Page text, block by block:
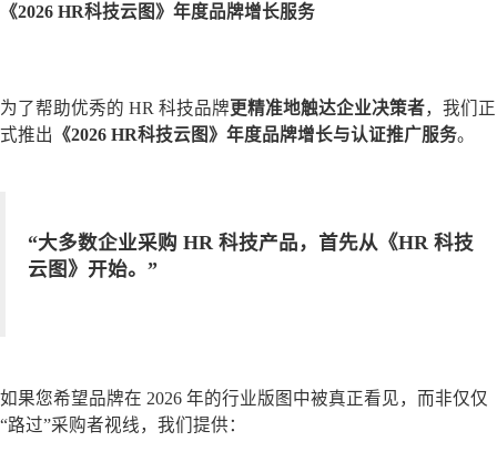
《2026 HR科技云图》年度品牌增长服务
为了帮助优秀的 HR 科技品牌更精准地触达企业决策者，我们正
式推出 《2026 HR科技云图》年度品牌增长与认证推广服务。
“大多数企业采购 HR 科技产品，首先从《HR 科技
云图》开始。”
如果您希望品牌在 2026 年的行业版图中被真正看见，而非仅仅
“路过”采购者视线，我们提供：